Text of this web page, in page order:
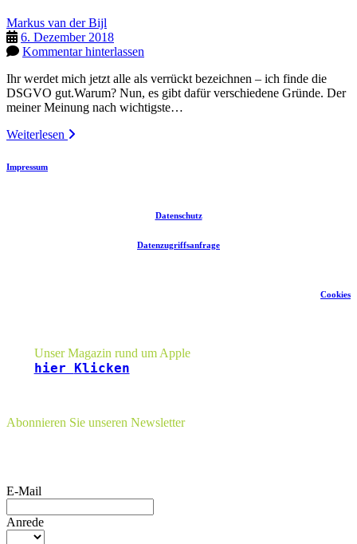
Markus van der Bijl
6. Dezember 2018
Kommentar hinterlassen
Ihr werdet mich jetzt alle als verrückt bezeichnen – ich finde die
DSGVO gut.Warum? Nun, es gibt dafür verschiedene Gründe. Der
meiner Meinung nach wichtigste…
Weiterlesen Warum
Impressum
Datenschutz
Datenzugriffsanfrage
Cookies
Unser Magazin rund um Apple
hier Klicken
Abonnieren Sie unseren Newsletter
E-Mail
Anrede